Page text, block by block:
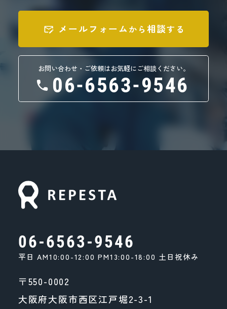
メールフォーム から 相談する
お問い合わせ・ご依頼はお気軽にご相談ください。
06-6563-9546
06-6563-9546
平日 AM10:00-12:00 PM13:00-18:00 土日祝休み
〒550-0002
大阪府大阪市西区江戸堀2-3-1